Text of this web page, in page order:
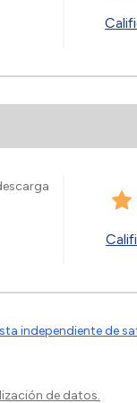
independiente de
de datos.